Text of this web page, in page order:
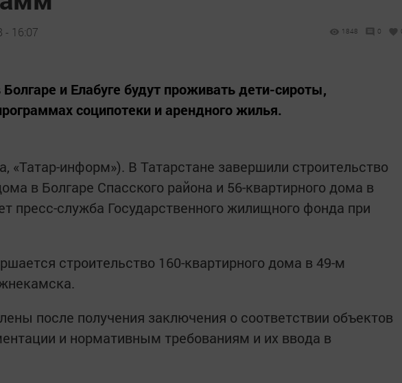
- 16:07 1848 0
и Елабуге будут проживать дети-сироты,
соципотеки и арендного жилья.
«Татар-информ»). В Татарстане завершили строительство
в Болгаре Спасского района и 56-квартирного дома в
пресс-служба Государственного жилищного фонда при
строительство 160-квартирного дома в 49-м
после получения заключения о соответствии объектов
и нормативным требованиям и их ввода в